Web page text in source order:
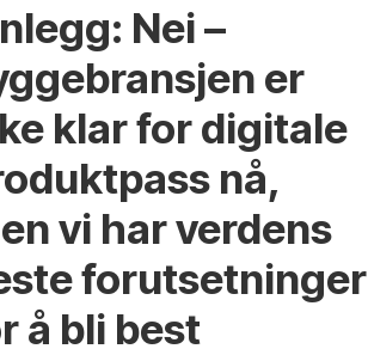
Nei –
er
klar for digitale
nå,
vi har verdens
forutsetninger
å bli best